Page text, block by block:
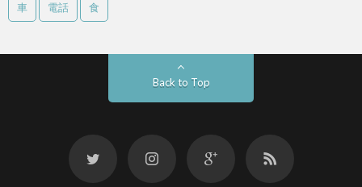
車 電話 食
Back to Top